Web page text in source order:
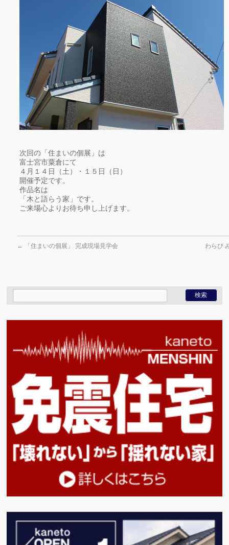
次回の「住まいの個展」は
富士宮市粟倉にて
４月１４日（土）・１５日（日）
開催予定です。
作品名は
「木と語らう家」です。
ご来場心よりお待ち申し上げます。
← 「住まいの個展」 完成現場見学会 わらび